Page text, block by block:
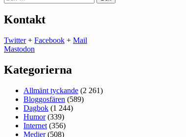
efter:
Kontakt
Twitter+ Facebook + Mail
Mastodon
Kategorierna
Allmänt tyckande (2 261)
Bloggosfären (589)
Dagbok (1 244)
Humor(339)
Internet (356)
Medier(508)